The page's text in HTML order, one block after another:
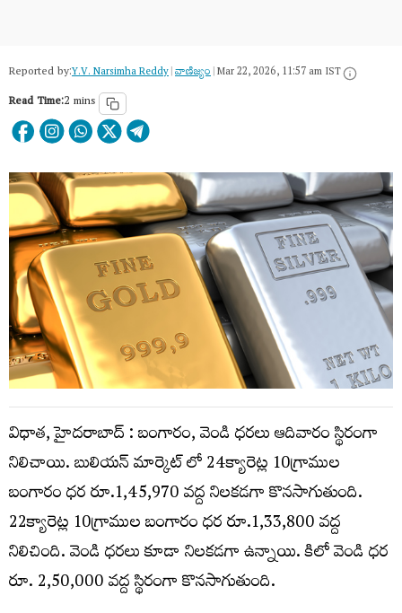
Reported by:Y.V. Narsimha Reddy|వాణిజ్యం|Mar 22, 2026, 11:57 am IST
Read Time:2 mins
విధాత, హైదరాబాద్ : బంగారం, వెండి ధరలు ఆదివారం స్థిరంగా
నిలిచాయి. బులియన్ మార్కెట్ లో 24క్యారెట్ల 10గ్రాముల
బంగారం ధర రూ.1,45,970 వద్ద నిలకడగా కొనసాగుతుంది.
22క్యారెట్ల 10గ్రాముల బంగారం ధర రూ.1,33,800 వద్ద
నిలిచింది. వెండి ధరలు కూడా నిలకడగా ఉన్నాయి. కిలో వెండి ధర
రూ. 2,50,000 వద్ద స్థిరంగా కొనసాగుతుంది.